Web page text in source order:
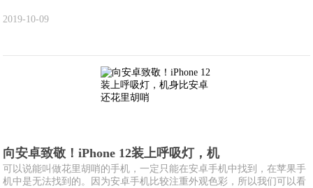
2019-10-09
向安卓致敬！iPhone 12装上呼吸灯，机
可以说能叫做花里胡哨的手机，一定只能在安卓手机中找到，在苹果手
机中是无法找到的。因为安卓手机比较注重外观色彩，所以我们可以看